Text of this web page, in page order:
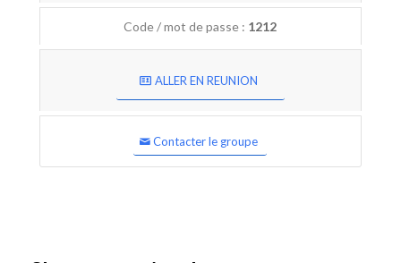
Code / mot de passe : 1212
ALLER EN REUNION
Contacter le groupe